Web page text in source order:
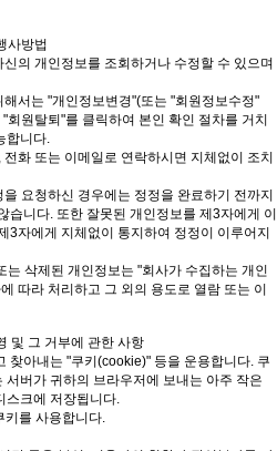
사방법
의 개인정보를 조회하거나 수정할 수 있으며
서는 "개인정보변경"(또는 "회원정보수정"
원탈퇴"를 클릭하여 본인 확인 절차를 거치
합니다.
화 또는 이메일로 연락하시면 지체없이 조치
요청하신 경우에는 정정을 완료하기 전까지
습니다. 또한 잘못된 개인정보를 제3자에게 이
3자에게 지체없이 통지하여 정정이 이루어지
삭제된 개인정보는 "회사가 수집하는 개인
따라 처리하고 그 외의 용도로 열람 또는 이
및 그 거부에 관한 사항
찾아내는 "쿠키(cookie)" 등을 운용합니다. 쿠
버가 귀하의 브라우저에 보내는 아주 작은
스크에 저장됩니다.
키를 사용합니다.